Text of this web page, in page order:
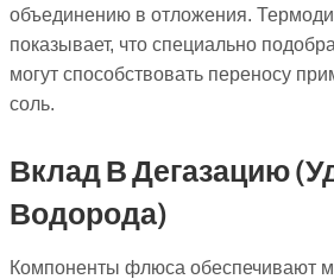
объединению в отложения.
показывает, что специально
могут способствовать переносу
соль.
Вклад В Дегазацию
Водорода)
Компоненты флюса обеспечивают